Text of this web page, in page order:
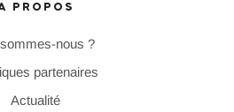
PROPOS
nous ?
partenaires
Actualité